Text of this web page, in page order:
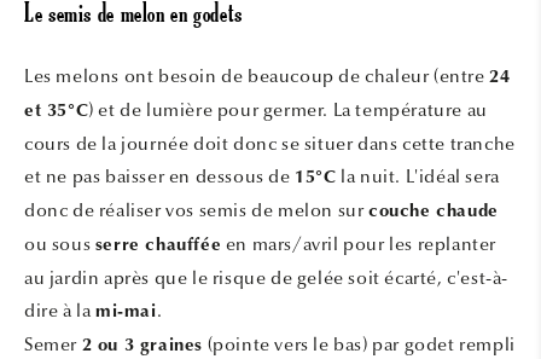
Le semis de melon en godets
Les melons ont besoin de beaucoup de chaleur (entre24
et 35°C) et de lumière pour germer. La température au
cours de la journée doit donc se situer dans cette tranche
et ne pas baisser en dessous de 15°C la nuit. L'idéal sera
donc de réaliser vos semis de melon surcouche chaude
ou sous serre chauffée en mars/avril pour les replanter
au jardin après que le risque de gelée soit écarté, c'est-à-
dire à la mi-mai.
Semer 2 ou 3 graines (pointe vers le bas) par godet rempli